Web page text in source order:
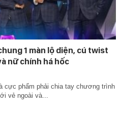
1 màn lộ diện, cú twist
nữ chính há hốc
cực phẩm phải chia tay chương trình
vẻ ngoài và...